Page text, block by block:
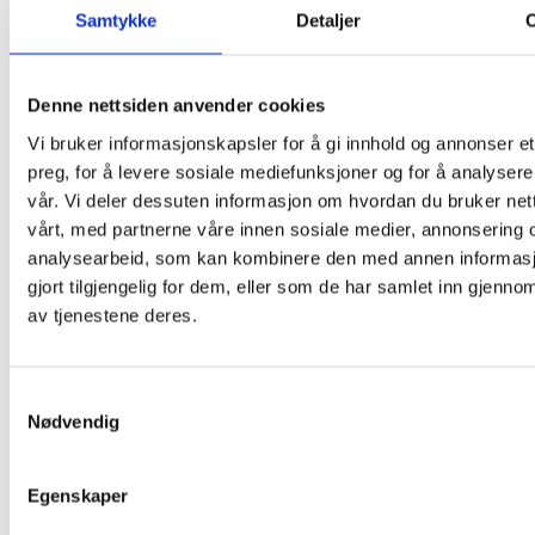
Samtykke Detaljer
Denne nettsiden anvender cookies
Vi bruker informasjonskapsler for å gi innhold og annonser
preg, for å levere sosiale mediefunksjoner og for å
vår. Vi deler dessuten informasjon om hvordan du bruker
vårt, med partnerne våre innen sosiale medier, annonsering
analysearbeid, som kan kombinere den med annen
gjort tilgjengelig for dem, eller som de har samlet inn
av tjenestene deres.
Nødvendig
Egenskaper